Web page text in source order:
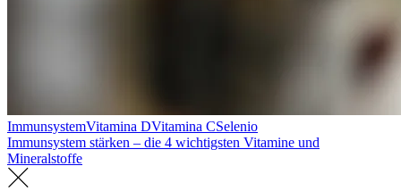
ImmunsystemVitamina DVitamina CSelenio
Immunsystem stärken – die 4 wichtigsten Vitamine und
Mineralstoffe